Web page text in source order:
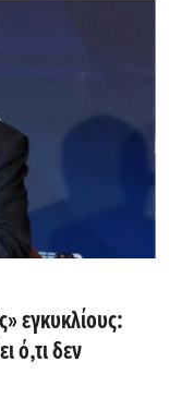
εγκυκλίους:
ό,τι δεν